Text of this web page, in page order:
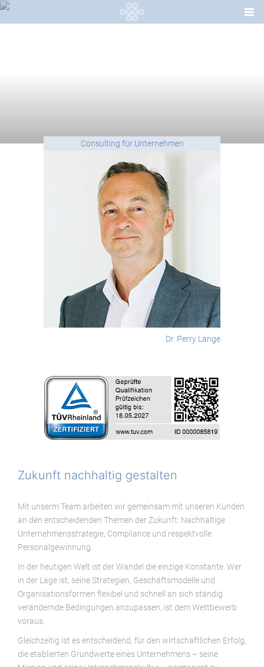
Consulting für Unternehmen
Dr. Perry Lange
Zukunft nachhaltig gestalten
Mit unserm Team arbeiten wir gemeinsam mit unseren Kunden
an den entscheidenden Themen der Zukunft: Nachhaltige
Unternehmensstrategie, Compliance und respektvolle
Personalgewinnung.
In der heutigen Welt ist der Wandel die einzige Konstante. Wer
in der Lage ist, seine Strategien, Geschäftsmodelle und
Organisationsformen flexibel und schnell an sich ständig
verändernde Bedingungen anzupassen, ist dem Wettbewerb
voraus.
Gleichzeitig ist es entscheidend, für den wirtschaftlichen Erfolg,
die etablierten Grundwerte eines Unternehmens – seine